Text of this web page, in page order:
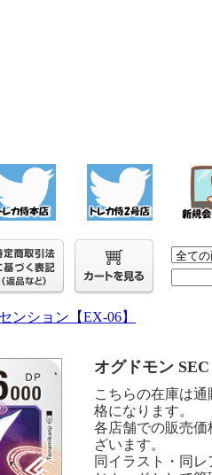
ンション【EX-06】
オグドモン
こちらの在庫は
格になります。
各店舗での販売
ざいます。
同イラスト・同